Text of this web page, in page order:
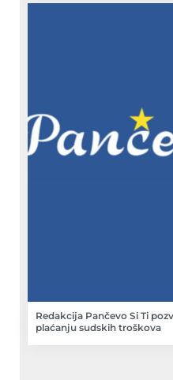
Redakcija Pančevo Si Ti
plaćanju sudskih troškova